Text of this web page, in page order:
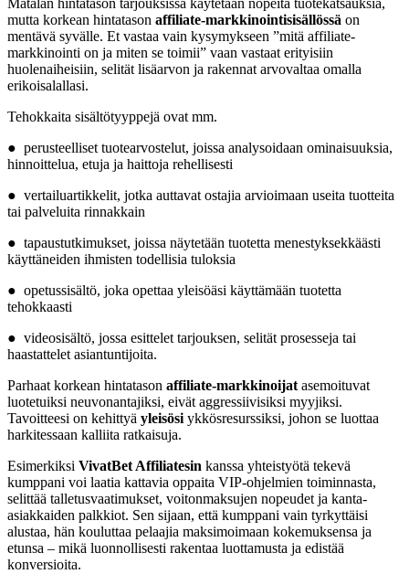
Matalan hintatason tarjouksissa käytetään nopeita tuotekatsauksia,
mutta korkean hintatason affiliate-markkinointisisällössä on
mentävä syvälle. Et vastaa vain kysymykseen ”mitä affiliate-
markkinointi on ja miten se toimii” vaan vastaat erityisiin
huolenaiheisiin, selität lisäarvon ja rakennat arvovaltaa omalla
erikoisalallasi.
Tehokkaita sisältötyyppejä ovat mm.
● perusteelliset tuotearvostelut, joissa analysoidaan ominaisuuksia,
hinnoittelua, etuja ja haittoja rehellisesti
● vertailuartikkelit, jotka auttavat ostajia arvioimaan useita tuotteita
tai palveluita rinnakkain
● tapaustutkimukset, joissa näytetään tuotetta menestyksekkäästi
käyttäneiden ihmisten todellisia tuloksia
● opetussisältö, joka opettaa yleisöäsi käyttämään tuotetta
tehokkaasti
● videosisältö, jossa esittelet tarjouksen, selität prosesseja tai
haastattelet asiantuntijoita.
Parhaat korkean hintatason affiliate-markkinoijat asemoituvat
luotetuiksi neuvonantajiksi, eivät aggressiivisiksi myyjiksi.
Tavoitteesi on kehittyä yleisösi ykkösresurssiksi, johon se luottaa
harkitessaan kalliita ratkaisuja.
Esimerkiksi VivatBet Affiliatesin kanssa yhteistyötä tekevä
kumppani voi laatia kattavia oppaita VIP-ohjelmien toiminnasta,
selittää talletusvaatimukset, voitonmaksujen nopeudet ja kanta-
asiakkaiden palkkiot. Sen sijaan, että kumppani vain tyrkyttäisi
alustaa, hän kouluttaa pelaajia maksimoimaan kokemuksensa ja
etunsa – mikä luonnollisesti rakentaa luottamusta ja edistää
konversioita.